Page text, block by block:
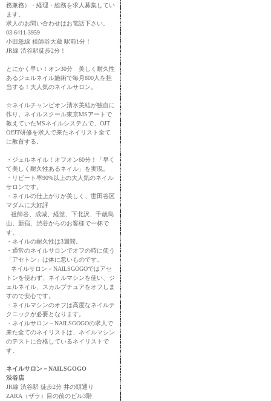
務兼務）・経理・総務を求人募集してい
ます。
求人のお問い合わせはお電話下さい。
03-6411-3959
小田急線 祖師谷大蔵 駅前1分！
JR線 渋谷駅徒歩2分！
とにかく早い！オン30分 美しく耐久性
あるジェルネイル施術で毎月800人を担
当する！大人気のネイルサロン。
☆ネイルチャンピオン清水美結が独自に
作り、ネイルスクール東京MSアートで
教えていたMSネイルシステムで、OJT
OffJT研修を求人で来たネイリスト全て
に教育する。
・ジェルネイル！オフオン60分！「早く
て美しく耐久性あるネイル」を実現。
・リピート率90%以上の大人気のネイル
サロンです。
・ネイルの仕上がりが美しく、世田谷区
マダムに大好評
祖師谷、成城、経堂、下北沢、千歳烏
山、新宿、渋谷からのお客様で一杯で
す。
・ネイルの耐久性は3週間。
・通常のネイルサロンでオフの時に使う
「アセトン」は体に悪いものです。
ネイルサロン－NAILSGOGOではアセ
トンを使わず、ネイルマシンを使い、ジ
ェルネイル、スカルプチュアをオフしま
すので安心です。
・ネイルマシンのオフは高度なネイルテ
クニックが必要となります。
・ネイルサロン－NAILSGOGOの求人で
来た全てのネイリストは、ネイルマシン
のテストに合格しているネイリストで
す。
ネイルサロン－NAILSGOGO
渋谷店
JR線 渋谷駅 徒歩2分 井の頭通り
ZARA（ザラ）目の前のビル3階